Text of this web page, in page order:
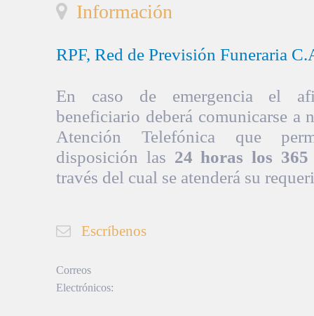
Información
RPF, Red de Previsión Funeraria
En caso de emergencia el
beneficiario deberá comunicarse a
Atención Telefónica que
disposición las 24 horas los
través del cual se atenderá su
Escríbenos
Correos
Electrónicos: